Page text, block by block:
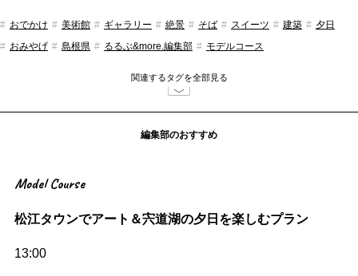
おでかけ 美術館 ギャラリー 絶景 そば スイーツ 建築
夕日
おみやげ
島根県 るるぶ&more.編集部 モデルコース
関連するタグを全部見る
編集部のおすすめ
Model Course
松江タウンでアート＆宍道湖の夕日を楽しむプラン
13:00